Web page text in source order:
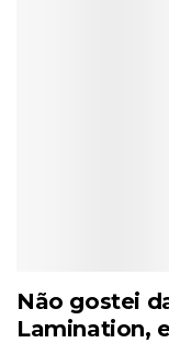
Não gostei
Lamination,